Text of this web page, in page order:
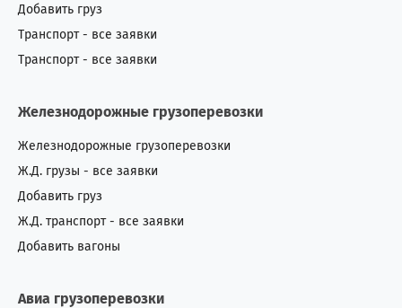
Добавить груз
Транспорт - все заявки
Транспорт - все заявки
Железнодорожные грузоперевозки
Железнодорожные грузоперевозки
Ж.Д. грузы - все заявки
Добавить груз
Ж.Д. транспорт - все заявки
Добавить вагоны
Авиа грузоперевозки